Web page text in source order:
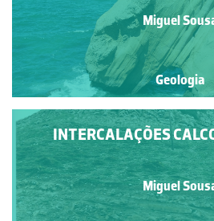
Miguel
Geologia
INTERCALAÇÕES
Miguel